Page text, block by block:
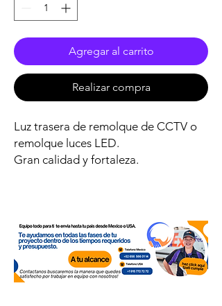
Agregar al carrito
Realizar compra
Luz trasera de remolque de CCTV o
remolque luces LED.
Gran calidad y fortaleza.